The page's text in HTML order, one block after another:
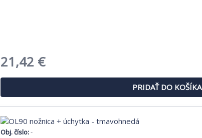
Pôvodná
cena
bola:
32,96 €.
21,42 €Aktuálna
cena
je:
21,42 €.
PRIDAŤ DO KOŠÍKA
Obj. číslo:-